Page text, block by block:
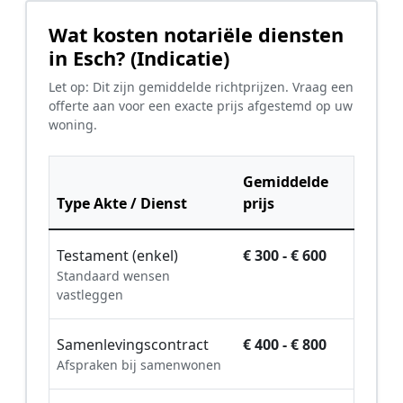
Wat kosten notariële diensten
in Esch? (Indicatie)
Let op: Dit zijn gemiddelde richtprijzen. Vraag een
offerte aan voor een exacte prijs afgestemd op uw
woning.
Type Akte / Dienst
Gemiddelde
prijs
Testament (enkel)
Standaard wensen
vastleggen
€ 300 - € 600
Samenlevingscontract
Afspraken bij samenwonen
€ 400 - € 800